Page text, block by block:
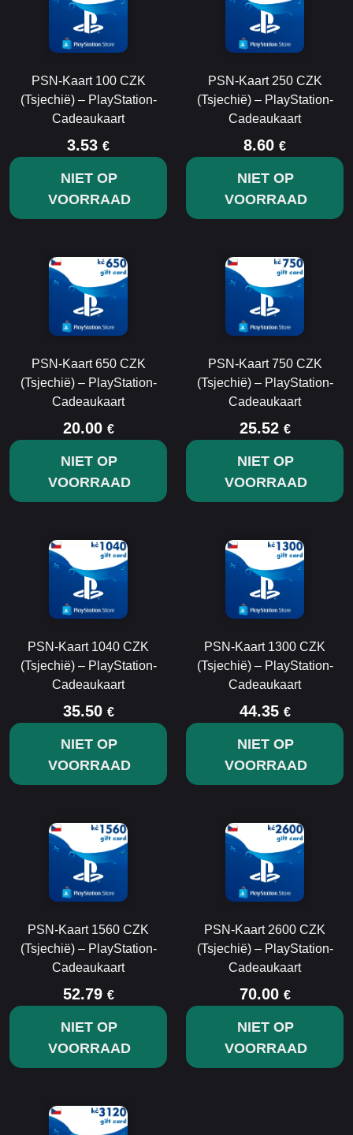
PSN-Kaart 100 CZK
(Tsjechië) – PlayStation-
Cadeaukaart
3.53 €
NIET OP
VOORRAAD
PSN-Kaart 250 CZK
(Tsjechië) – PlayStation-
Cadeaukaart
8.60 €
NIET OP
VOORRAAD
PSN-Kaart 650 CZK
(Tsjechië) – PlayStation-
Cadeaukaart
20.00 €
NIET OP
VOORRAAD
PSN-Kaart 750 CZK
(Tsjechië) – PlayStation-
Cadeaukaart
25.52 €
NIET OP
VOORRAAD
PSN-Kaart 1040 CZK
(Tsjechië) – PlayStation-
Cadeaukaart
35.50 €
NIET OP
VOORRAAD
PSN-Kaart 1300 CZK
(Tsjechië) – PlayStation-
Cadeaukaart
44.35 €
NIET OP
VOORRAAD
PSN-Kaart 1560 CZK
(Tsjechië) – PlayStation-
Cadeaukaart
52.79 €
NIET OP
VOORRAAD
PSN-Kaart 2600 CZK
(Tsjechië) – PlayStation-
Cadeaukaart
70.00 €
NIET OP
VOORRAAD